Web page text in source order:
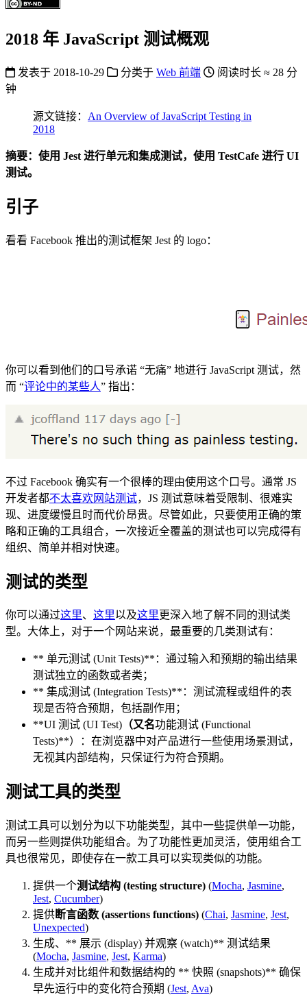
2018 年 JavaScript 测试概观
发表于 2018-10-29 分类于 Web 前端 阅读时长 ≈ 28 分
钟
源文链接： An Overview of JavaScript Testing in
2018
摘要：使用 Jest 进行单元和集成测试，使用 TestCafe 进行 UI
测试。
引子
看看 Facebook 推出的测试框架 Jest 的 logo：
你可以看到他们的口号承诺 “无痛” 地进行 JavaScript 测试，然
而 “评论中的某些人” 指出：
不过 Facebook 确实有一个很棒的理由使用这个口号。通常 JS
开发者都不太喜欢网站测试，JS 测试意味着受限制、很难实
现、进度缓慢且时而代价昂贵。尽管如此，只要使用正确的策
略和正确的工具组合，一次接近全覆盖的测试也可以完成得有
组织、简单并相对快速。
测试的类型
你可以通过这里、 这里以及这里更深入地了解不同的测试类
型。大体上，对于一个网站来说，最重要的几类测试有：
** 单元测试 (Unit Tests)**：通过输入和预期的输出结果
测试独立的函数或者类；
** 集成测试 (Integration Tests)**：测试流程或组件的表
现是否符合预期，包括副作用；
**UI 测试 (UI Test) （又名功能测试 (Functional
Tests)**）：在浏览器中对产品进行一些使用场景测试，
无视其内部结构，只保证行为符合预期。
测试工具的类型
测试工具可以划分为以下功能类型，其中一些提供单一功能，
而另一些则提供功能组合。为了功能性更加灵活，使用组合工
具也很常见，即使存在一款工具可以实现类似的功能。
提供一个测试结构 (testing structure) (Mocha, Jasmine,
Jest, Cucumber)
提供断言函数 (assertions functions) (Chai, Jasmine, Jest,
Unexpected)
生成、** 展示 (display) 并观察 (watch)** 测试结果
(Mocha, Jasmine, Jest, Karma)
生成并对比组件和数据结构的 ** 快照 (snapshots)** 确保
早先运行中的变化符合预期 (Jest, Ava)